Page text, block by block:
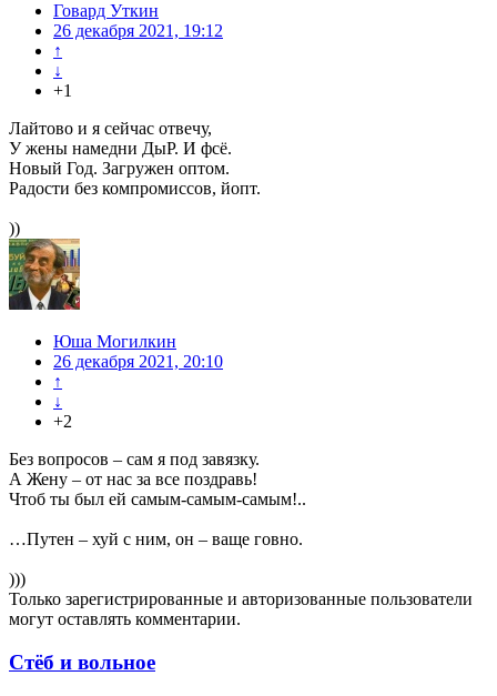
Говард Уткин
26 декабря 2021, 19:12
↑
↓
+1
Лайтово и я сейчас отвечу,
У жены намедни ДыР. И фсё.
Новый Год. Загружен оптом.
Радости без компромиссов, йопт.
))
Юша Могилкин
26 декабря 2021, 20:10
↑
↓
+2
Без вопросов – сам я под завязку.
А Жену – от нас за все поздравь!
Чтоб ты был ей самым-самым-самым!..
…Путен – хуй с ним, он – ваще говно.
)))
Только зарегистрированные и авторизованные пользователи
могут оставлять комментарии.
Стёб и вольное